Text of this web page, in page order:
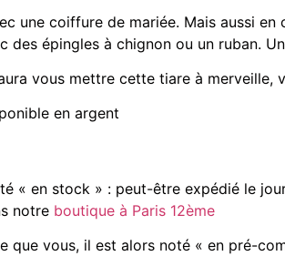
une coiffure de mariée. Mais aussi
des épingles à chignon ou un ruban.
vous mettre cette tiare à merveille,
en argent
« en stock » : peut-être expédié le
notre boutique à Paris 12ème
que vous, il est alors noté « en pré-